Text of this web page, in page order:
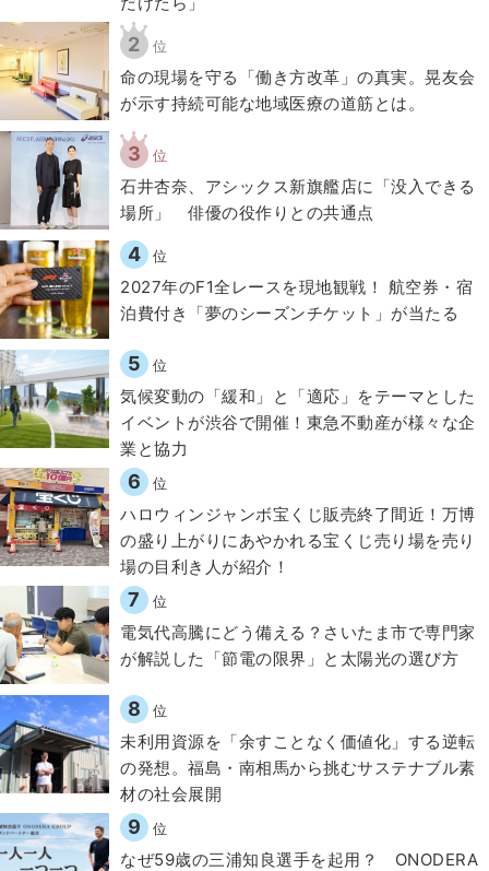
2 位
​命の現場を守る「働き方改革」の真実。晃友会
が示す持続可能な地域医療の道筋とは。
3 位
石井杏奈、アシックス新旗艦店に「没入できる
場所」 俳優の役作りとの共通点
4 位
2027年のF1全レースを現地観戦！ 航空券・宿
泊費付き「夢のシーズンチケット」が当たる
5 位
気候変動の「緩和」と「適応」をテーマとした
イベントが渋谷で開催！東急不動産が様々な企
業と協力
6 位
ハロウィンジャンボ宝くじ販売終了間近！万博
の盛り上がりにあやかれる宝くじ売り場を売り
場の目利き人が紹介！
7 位
電気代高騰にどう備える？さいたま市で専門家
が解説した「節電の限界」と太陽光の選び方
8 位
​​未利用資源を「余すことなく価値化」する逆転
の発想。福島・南相馬から挑むサステナブル素
材の社会展開​
9 位
なぜ59歳の三浦知良選手を起用？ ONODERA